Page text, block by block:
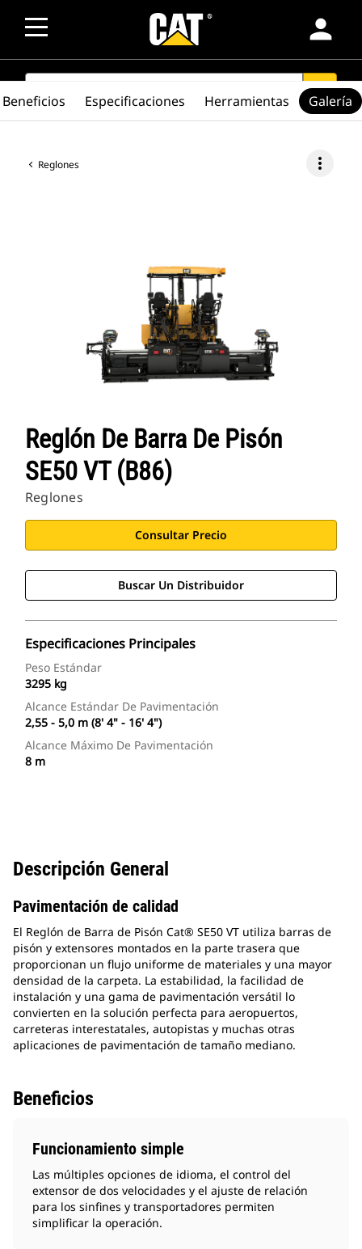
person
SEARCH search
Reglones more_vert
Reglón De Barra De Pisón
SE50 VT (B86)
Reglones
Consultar Precio
Buscar Un Distribuidor
Especificaciones Principales
Peso Estándar
3295 kg
Alcance Estándar De Pavimentación
2,55 - 5,0 m (8' 4" - 16' 4")
Alcance Máximo De Pavimentación
8 m
Beneficios Especificaciones Herramientas Galería
Descripción General
Pavimentación de calidad
El Reglón de Barra de Pisón Cat® SE50 VT utiliza barras de
pisón y extensores montados en la parte trasera que
proporcionan un flujo uniforme de materiales y una mayor
densidad de la carpeta. La estabilidad, la facilidad de
instalación y una gama de pavimentación versátil lo
convierten en la solución perfecta para aeropuertos,
carreteras interestatales, autopistas y muchas otras
aplicaciones de pavimentación de tamaño mediano.
Beneficios
Funcionamiento simple
Las múltiples opciones de idioma, el control del
extensor de dos velocidades y el ajuste de relación
para los sinfines y transportadores permiten
simplificar la operación.